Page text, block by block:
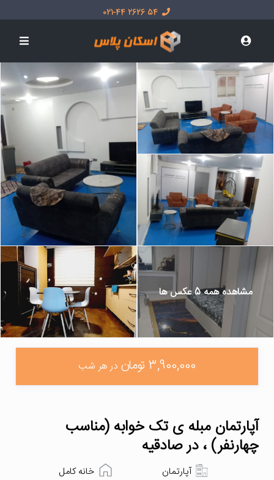
54 2626 021-44
مشاهده همه 5 عکس ها
3,900,000 تومان در هر شب
آپارتمان مبله ی تک خوابه (مناسب
چهارنفر) ، در صادقیه
خانه کامل
آپارتمان